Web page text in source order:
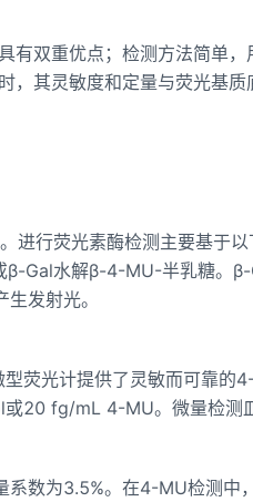
有双重优点；检测方法简单
，其灵敏度和定量与荧光基质
进行荧光素酶检测主要基于
β-Gal水解β-4-MU-半乳糖。
发射光。
荧光计提供了灵敏而可靠
20 fg/mL 4-MU。微量检测
数为3.5%。在4-MU检测中